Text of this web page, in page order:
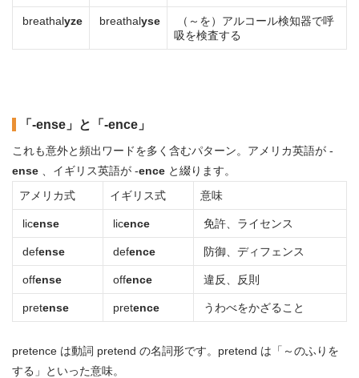
breathalyze breathalyse
（～を）アルコール検知器で呼
吸を検査する
「-ense」と「-ence」
これも意外と頻出ワードを多く含むパターン。アメリカ英語が -
ense 、イギリス英語が -ence と綴ります。
アメリカ式
イギリス式 意味
license licence 免許、ライセンス
defense defence 防御、ディフェンス
offense offence 違反、反則
pretense pretence うわべをかざること
pretence は動詞 pretend の名詞形です。pretend は「～のふりを
する」といった意味。